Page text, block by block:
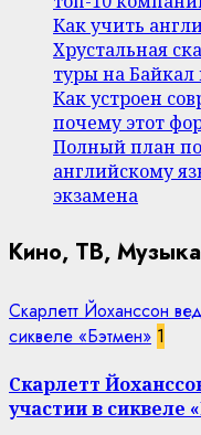
Как учить
Хрустальная
туры на
Как устроен
почему этот
Полный план
английскому
экзамена
Кино, ТВ, Музыка
Скарлетт Йоханссон
сиквеле «Бэтмен» 1
Скарлетт
участии в сиквеле